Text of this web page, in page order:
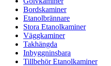
Bordskaminer
Etanolbrännare
Stora Etanolkaminer
Väggkaminer
Takhängda
Inbyggninsbara
Tillbehör Etanolkaminer